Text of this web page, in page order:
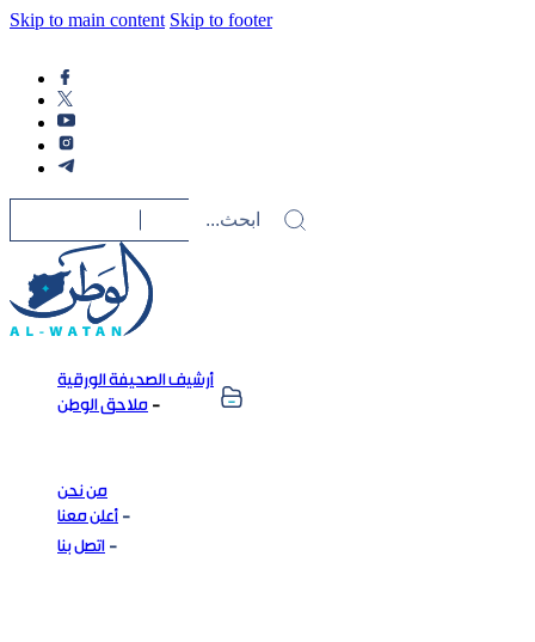
Skip to main content Skip to footer
أرشيف الصحيفة الورقية
ملاحق الوطن
من نحن
أعلن معنا
اتصل بنا